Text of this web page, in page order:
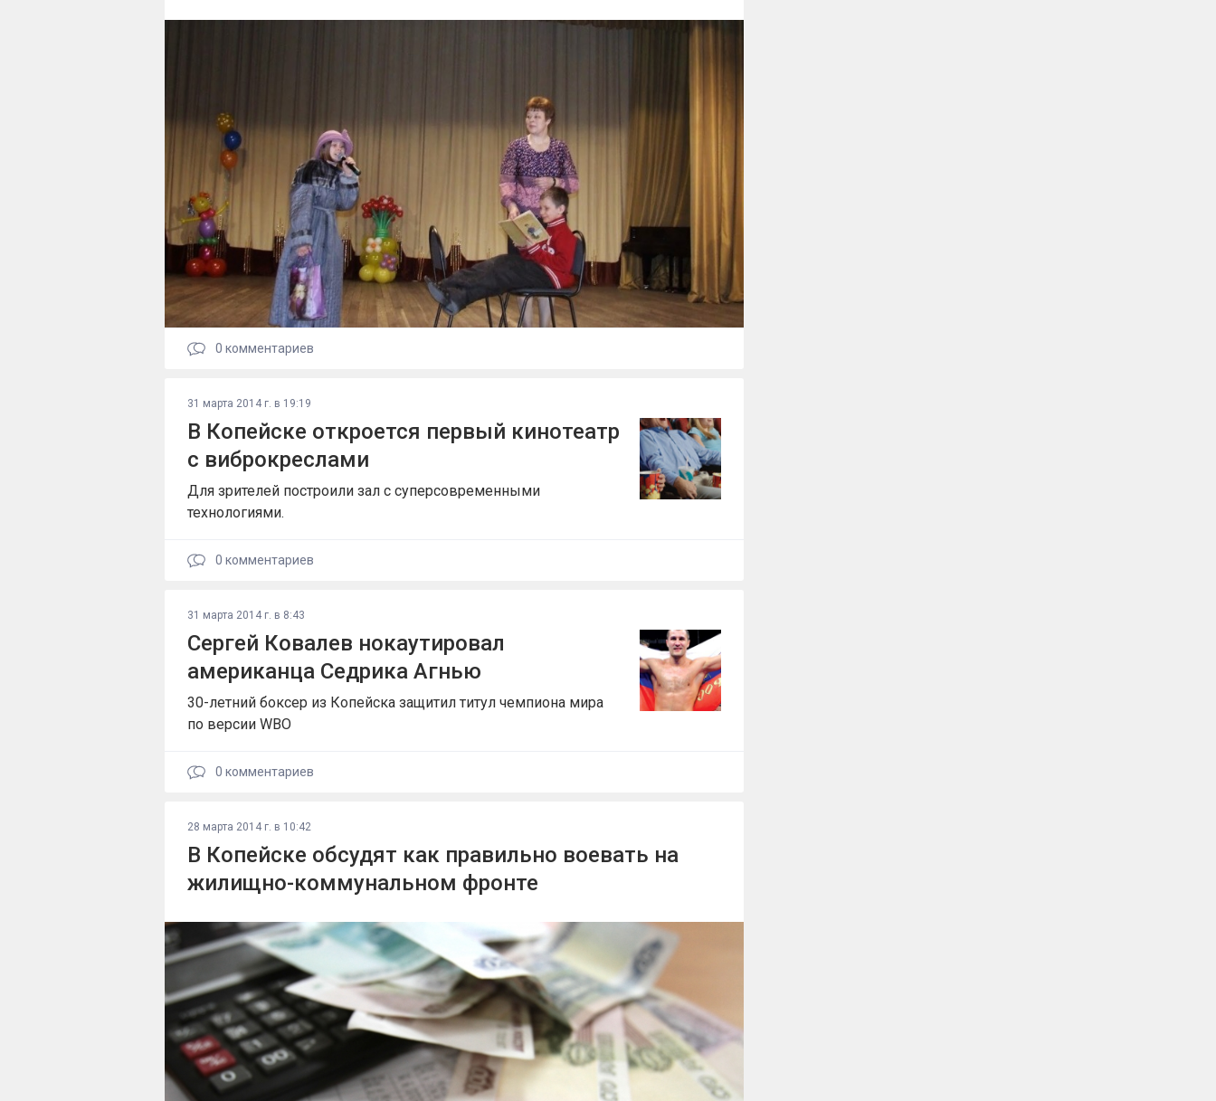
0 комментариев
31 марта 2014 г. в 19:19
В Копейске откроется первый кинотеатр
с виброкреслами
Для зрителей построили зал с суперсовременными
технологиями.
0 комментариев
31 марта 2014 г. в 8:43
Сергей Ковалев нокаутировал
американца Седрика Агнью
30-летний боксер из Копейска защитил титул чемпиона мира
по версии WBO
0 комментариев
28 марта 2014 г. в 10:42
В Копейске обсудят как правильно воевать на
жилищно-коммунальном фронте